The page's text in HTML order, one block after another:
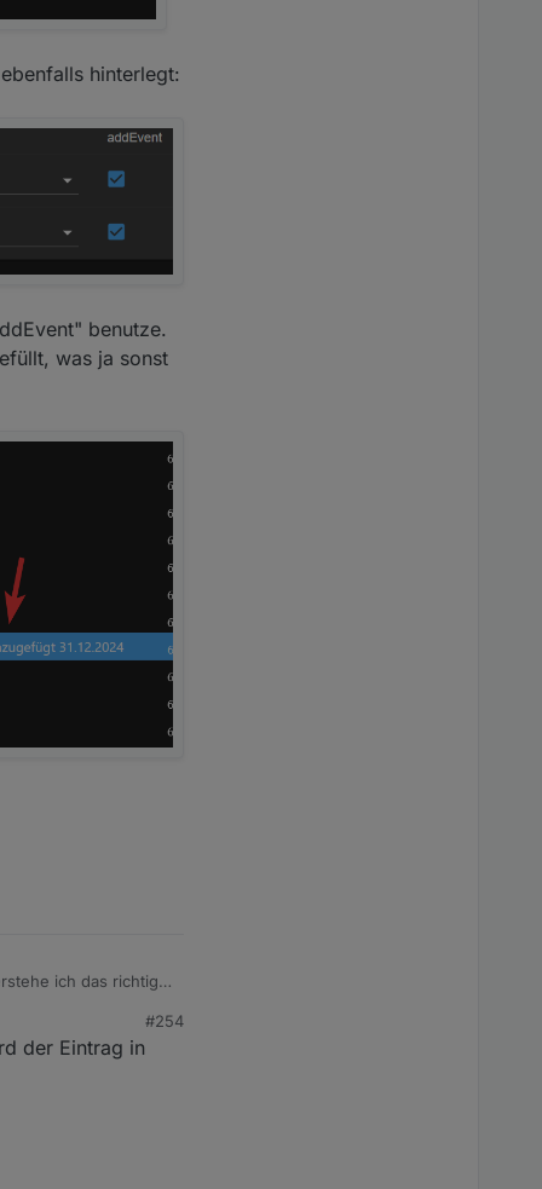
hinterlegt:
benutze.
was ja sonst
ich das richtig,
#254
der Eintrag in